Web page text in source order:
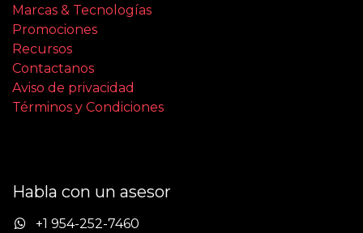
Marcas & Tecnologías
Promociones
Recursos
Contactanos
Aviso de privacidad
Términos y Condiciones
Habla con un asesor
+1 954-252-7460